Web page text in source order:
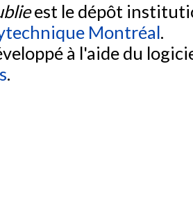
est le dépôt
Montréal.
à l'aide du
.